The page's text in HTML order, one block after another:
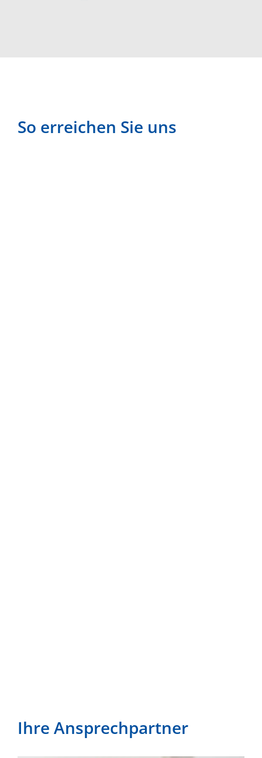
So erreichen Sie uns
Ihre Ansprech­partner